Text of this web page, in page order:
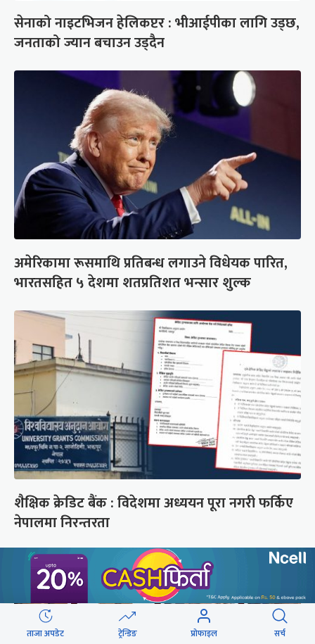
सेनाको नाइटभिजन हेलिकप्टर : भीआईपीका लागि उड्छ,
जनताको ज्यान बचाउन उड्दैन
अमेरिकामा रूसमाथि प्रतिबन्ध लगाउने विधेयक पारित,
भारतसहित ५ देशमा शतप्रतिशत भन्सार शुल्क
शैक्षिक क्रेडिट बैंक : विदेशमा अध्ययन पूरा नगरी फर्किए
नेपालमा निरन्तरता
ताजा अपडेट ट्रेन्डिङ प्रोफाइल सर्च